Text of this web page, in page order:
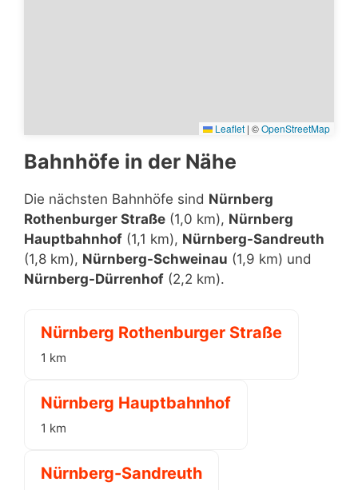
Leaflet | ©OpenStreetMap
Bahnhöfe in der Nähe
Die nächsten Bahnhöfe sind Nürnberg
Rothenburger Straße (1,0 km), Nürnberg
Hauptbahnhof (1,1 km), Nürnberg-Sandreuth
(1,8 km), Nürnberg-Schweinau (1,9 km) und
Nürnberg-Dürrenhof (2,2 km).
Nürnberg Rothenburger Straße
1 km
Nürnberg Hauptbahnhof
1 km
Nürnberg-Sandreuth